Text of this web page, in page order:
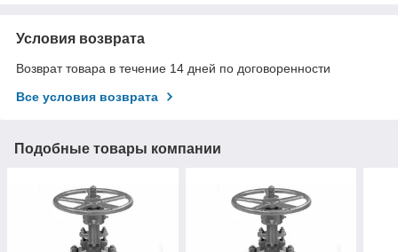
Условия возврата
Возврат товара в течение 14 дней по договоренности
Все условия возврата
Подобные товары компании